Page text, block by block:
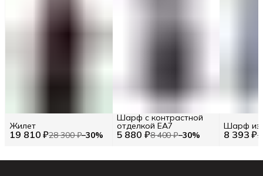
19 810 ₽28 300 ₽−30%
Жилет
5 880 ₽8 400 ₽−30%
Шарф с контрастной
отделкой EA7
8 393 ₽
Шарф из